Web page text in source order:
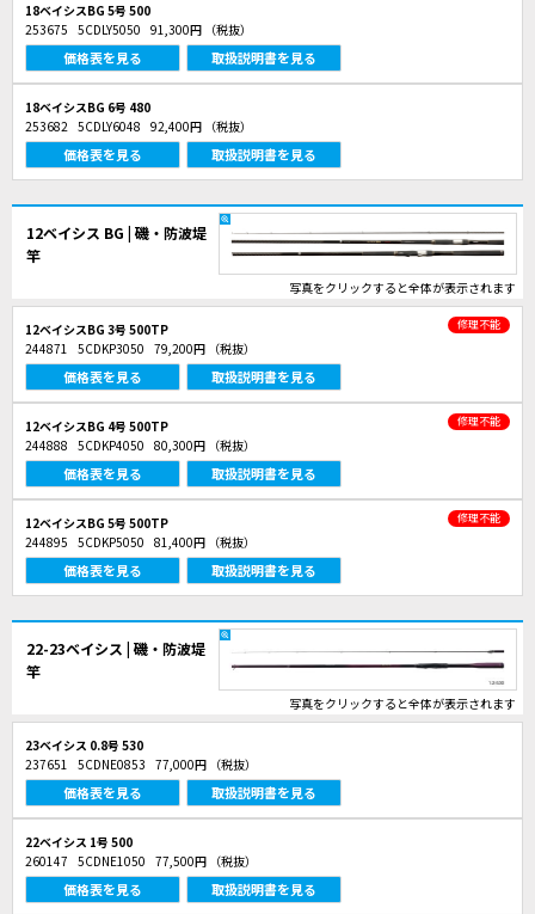
18ベイシスBG 5号 500
253675 5CDLY5050 91,300円 （税抜）
価格表を見る 取扱説明書を見る
18ベイシスBG 6号 480
253682 5CDLY6048 92,400円 （税抜）
価格表を見る 取扱説明書を見る
12ベイシス BG | 磯・防波堤
竿
写真をクリックすると全体が表示されます
12ベイシスBG 3号 500TP 修理不能
244871 5CDKP3050 79,200円 （税抜）
価格表を見る 取扱説明書を見る
12ベイシスBG 4号 500TP 修理不能
244888 5CDKP4050 80,300円 （税抜）
価格表を見る 取扱説明書を見る
12ベイシスBG 5号 500TP 修理不能
244895 5CDKP5050 81,400円 （税抜）
価格表を見る 取扱説明書を見る
22-23ベイシス | 磯・防波堤
竿
写真をクリックすると全体が表示されます
23ベイシス 0.8号 530
237651 5CDNE0853 77,000円 （税抜）
価格表を見る 取扱説明書を見る
22ベイシス 1号 500
260147 5CDNE1050 77,500円 （税抜）
価格表を見る 取扱説明書を見る